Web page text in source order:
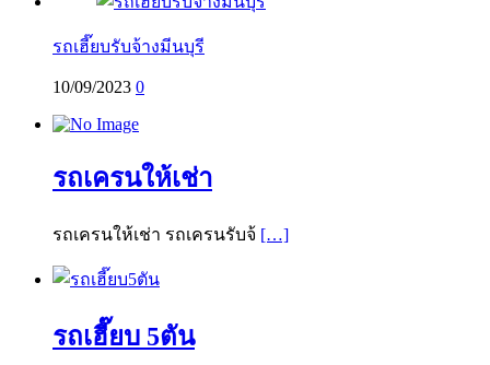
รถเฮี๊ยบรับจ้างมีนบุรี
10/09/2023 0
รถเครนให้เช่า
รถเครนให้เช่า รถเครนรับจ้ […]
รถเฮี๊ยบ 5ตัน